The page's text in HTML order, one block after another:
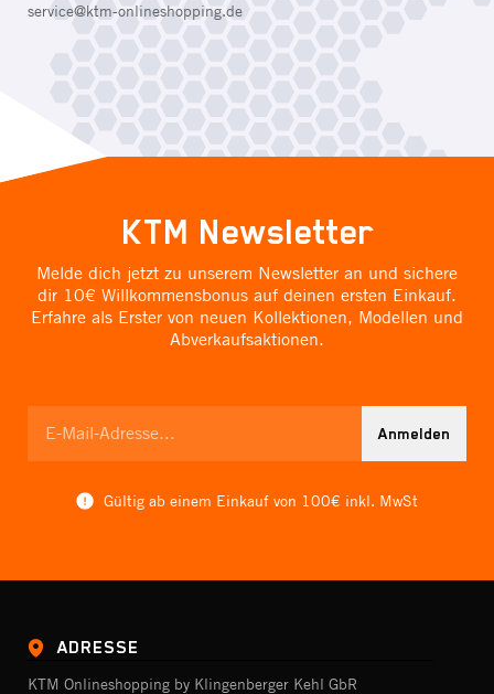
service@ktm-onlineshopping.de
KTM Newsletter
Melde dich jetzt zu unserem Newsletter an und sichere
dir 10€ Willkommensbonus auf deinen ersten Einkauf.
Erfahre als Erster von neuen Kollektionen, Modellen und
Abverkaufsaktionen.
Anmelden
Gültig ab einem Einkauf von 100€ inkl. MwSt
ADRESSE
KTM Onlineshopping by Klingenberger Kehl GbR